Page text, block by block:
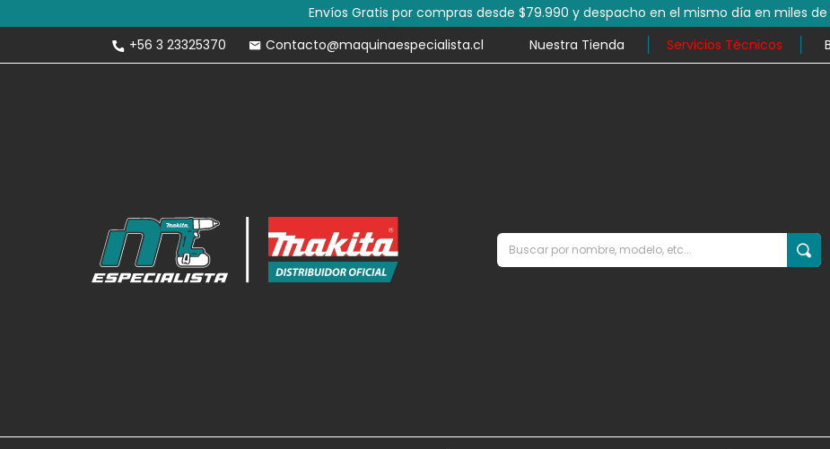
Envíos Gratis por compras desde $79.990 y despacho en el mismo día en miles
+56 3 23325370
Contacto@maquinaespecialista.cl Nuestra Tienda Servicios Técnicos